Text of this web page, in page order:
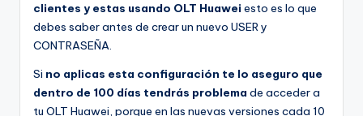
clientes y estas usando OLT Huawei esto es lo que
debes saber antes de crear un nuevo USER y
CONTRASEÑA.
Si no aplicas esta configuración te lo aseguro que
dentro de 100 días tendrás problema de acceder a
tu OLT Huawei, porque en las nuevas versiones cada 10